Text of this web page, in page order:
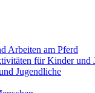
Arbeiten am Pferd
für Kinder und
Jugendliche